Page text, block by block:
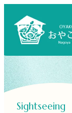
Sightseeing